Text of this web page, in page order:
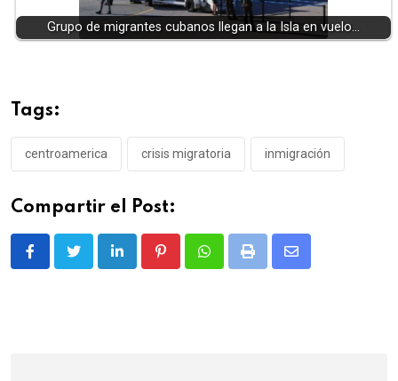
Grupo de migrantes cubanos llegan a la Isla en vuelo…
Tags:
centroamerica crisis migratoria inmigración
Compartir el Post:
LinkedIn PinterestWhatsappPrint
Share